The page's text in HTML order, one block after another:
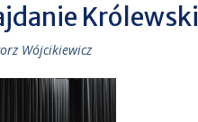
Wójcikiewicz